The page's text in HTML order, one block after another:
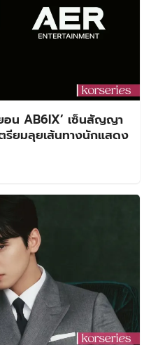
อน AB6IX’ เซ็นสัญญา
รียมลุยเส้นทางนักแสดง